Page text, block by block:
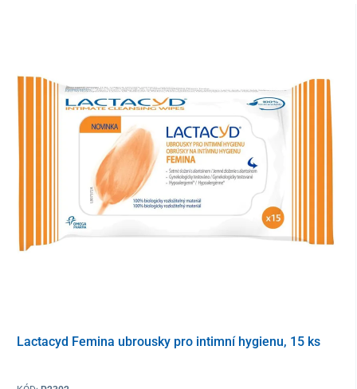
Design obalu se může lišit v závislosti na
aktuální skladové dostupnosti. Obsah a kvalita produktu
zůstávají nezměněny.
Lactacyd Femina ubrousky pro intimní hygienu, 15 ks